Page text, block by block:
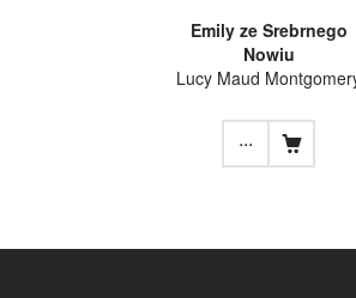
Emily ze Srebrnego
Nowiu
Lucy Maud
...